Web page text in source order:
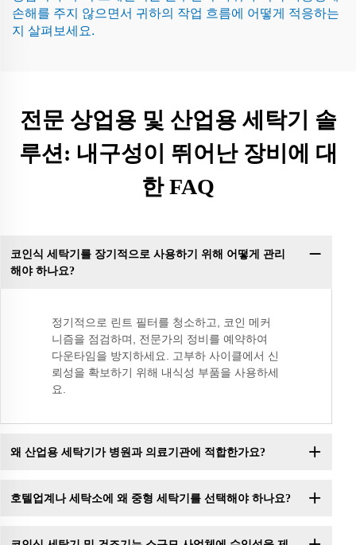
손해를 주지 않으면서 귀하의 작업 흐름에 어떻게 적응하는
지 살펴보세요.
전문 상업용 및 산업용 세탁기 솔
루션: 내구성이 뛰어난 장비에 대
한 FAQ
코인식 세탁기를 장기적으로 사용하기 위해 어떻게 관리
해야 하나요?
정기적으로 린트 필터를 청소하고, 코인 메커
니즘을 점검하며, 전문가의 정비를 예약하여
다운타임을 방지하세요. 고부하 사이클에서 신
뢰성을 확보하기 위해 내식성 부품을 사용하세
요.
왜 산업용 세탁기가 병원과 의료기관에 적합한가요?
호텔업계나 세탁소에 왜 중형 세탁기를 선택해야 하나요?